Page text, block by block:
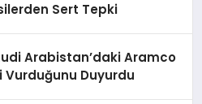
Sert Tepki
Arabistan’daki Aramco
Vurduğunu Duyurdu